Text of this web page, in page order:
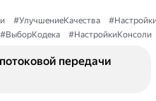
#УлучшениеКачества
#ВыборКодека #НастройкиКонсоли
передачи